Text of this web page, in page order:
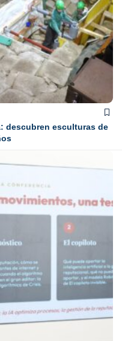
descubren esculturas de